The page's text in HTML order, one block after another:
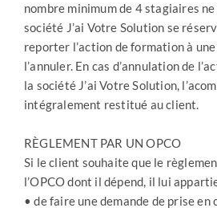
nombre minimum de 4 stagiaires
société J’ai Votre Solution se
reporter l’action de formation à
l’annuler. En cas d’annulation de
la société J’ai Votre Solution,
intégralement restitué au client.
RÈGLEMENT PAR UN OPCO
Si le client souhaite que le
l’OPCO dont il dépend, il lui
• de faire une demande de prise en